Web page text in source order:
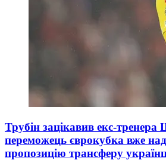
Трубін зацікавив екс-
переможець єврокубка вже
пропозицію трансферу